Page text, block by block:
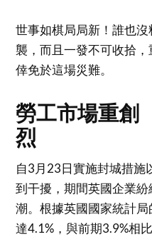
世事如棋局局新！誰也
襲，而且一發不可收拾
倖免於這場災難。
勞工市場重
烈
自3月23日實施封城措施
到干擾，期間英國企業
潮。根據英國國家統計
達4.1%，與前期3.9%相